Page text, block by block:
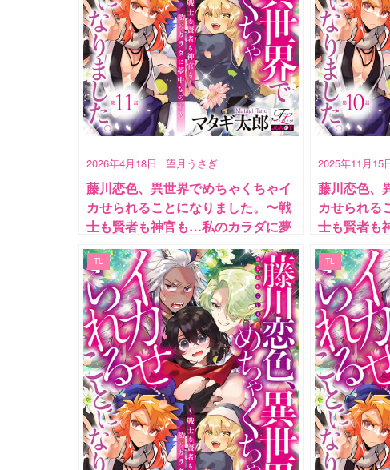
2026年4月18日 望月うさぎ
藤川恋色、異世界でめちゃくちゃイ
カせられることになりました。〜戦
士も賢者も神官も…私のカラダに夢
中なの!?〜 第11話
2025年11月15
藤川恋色、
カせられる
士も賢者も
中なの!?〜
TL TL